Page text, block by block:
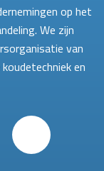
op het
We zijn
van
en